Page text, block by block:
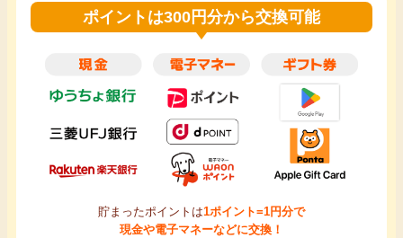
ポイントは300円分から交換可能
貯まったポイントは1ポイント=1円分で
現金や電子マネーなどに交換！